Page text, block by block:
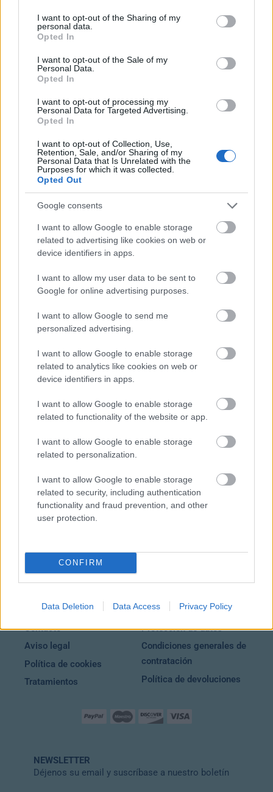
not limited to your visit or usage behaviour. You may click to
grant or deny consent to Google and its third-party tags to
use your data for below specified purposes in below Google
consent section.
I want to opt-out of the Sharing of my
personal data.
Opted In
I want to opt-out of the Sale of my
Personal Data.
Opted In
I want to opt-out of processing my
Personal Data for Targeted Advertising.
Opted In
I want to opt-out of Collection, Use,
Retention, Sale, and/or Sharing of my
Personal Data that Is Unrelated with the
Purposes for which it was collected.
Opted Out
Google consents
I want to allow Google to enable storage
related to advertising like cookies on web or
device identifiers in apps.
I want to allow my user data to be sent to
Google for online advertising purposes.
I want to allow Google to send me
personalized advertising.
I want to allow Google to enable storage
related to analytics like cookies on web or
device identifiers in apps.
I want to allow Google to enable storage
related to functionality of the website or app.
I want to allow Google to enable storage
related to personalization.
I want to allow Google to enable storage
related to security, including authentication
functionality and fraud prevention, and other
user protection.
CONFIRM
Data Deletion Data Access Privacy Policy
UTILLAJE
BOL TINTE PEQUEÑO
TRANSPARENTE
Añadir a la lista de
deseos
PALETINA TINTE GRANDE
COLORES
Añadir a la lista de
06001 Badajoz
+34 924 207 911
+34 630 329 960
info@wuincosmetic.com
Contacto
Aviso legal
Política de cookies
Tratamientos
Protección de datos
Condiciones generales de
contratación
Política de devoluciones
NEWSLETTER
Déjenos su email y suscríbase a nuestro boletín